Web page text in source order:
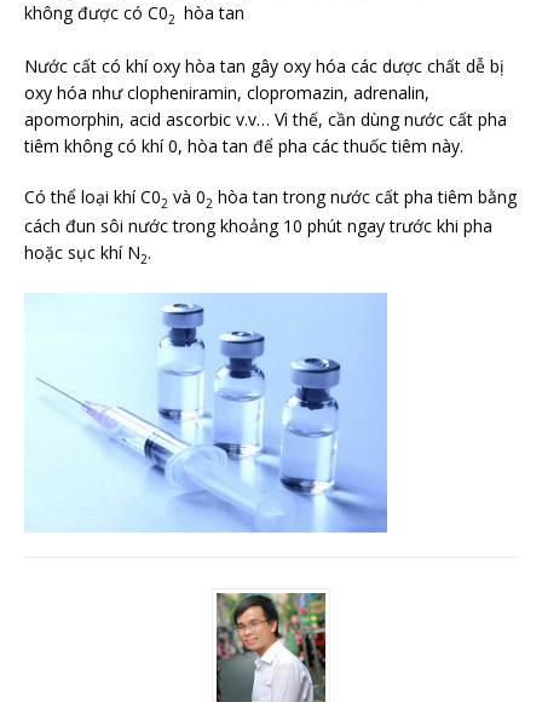
không được có C02 hòa tan
Nước cất có khí oxy hòa tan gây oxy hóa các dược chất dễ bị
oxy hóa như clopheniramin, clopromazin, adrenalin,
apomorphin, acid ascorbic v.v… Vì thế, cần dùng nước cất pha
tiêm không có khí 0, hòa tan để pha các thuốc tiêm này.
Có thể loại khí C02 và 02 hòa tan trong nước cất pha tiêm bằng
cách đun sôi nước trong khoảng 10 phút ngay trước khi pha
hoặc sục khí N2.